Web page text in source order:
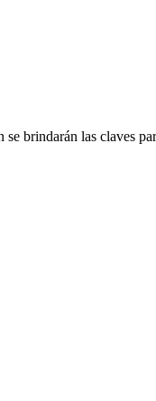
brindarán las claves